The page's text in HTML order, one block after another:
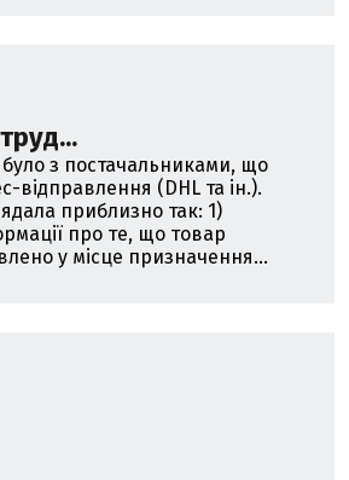
з постачальниками, що
відправлення (DHL та ін.).
приблизно так: 1)
про те, що товар
у місце призначення...